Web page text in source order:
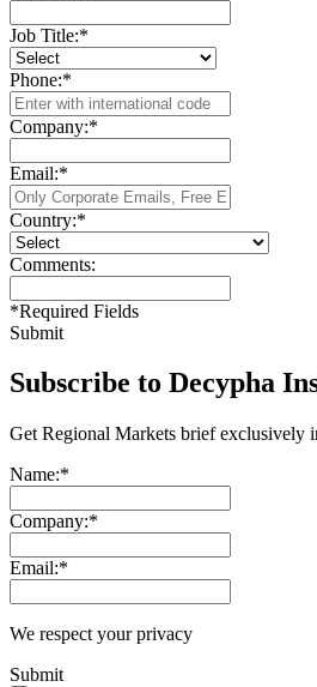
Job Title:*
Phone:*
Company:*
Email:*
Country:*
Comments:
*Required Fields
Submit
Subscribe to Decypha
Get Regional Markets brief exclusively
Name:*
Company:*
Email:*
We respect your privacy
Submit